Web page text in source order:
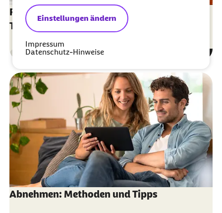
Einstellungen ändern
Impressum
Datenschutz-Hinweise
Ratgeber Ernährung: Gesund Essen und
Trinken
Gesundheit
Abnehmen: Methoden und Tipps